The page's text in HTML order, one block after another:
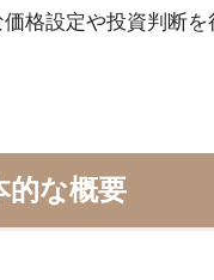
格設定や投資判断を
的な概要